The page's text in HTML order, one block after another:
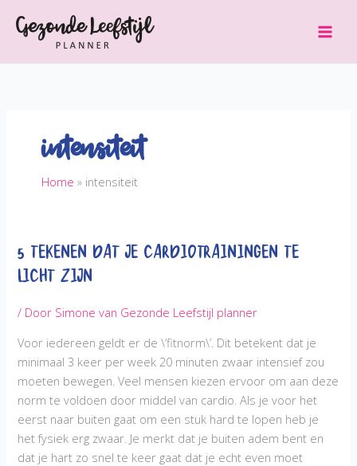
naar
inhoud
intensiteit
Home intensiteit
5 Tekenen dat je Cardiotrainingen te
licht zijn
/ Door Simone van Gezonde Leefstijl planner
Voor iedereen geldt er de \’fitnorm\’. Dit betekent dat je
minimaal 3 keer per week 20 minuten zwaar intensief zou
moeten bewegen. Veel mensen kiezen ervoor om aan deze
norm te voldoen door middel van cardio. Als je voor het
eerst naar buiten gaat om een stuk hard te lopen heb je
het fysiek erg zwaar. Je merkt dat je buiten adem bent en
dat je hart zo snel te keer gaat dat je echt even moet